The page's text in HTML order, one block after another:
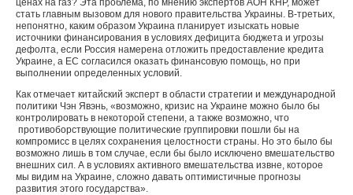
ценах на газ? Эта проблема, по мнению экспертов АОН КНР, может
стать главным вызовом для нового правительства Украины. В-третьих,
непонятно, каким образом Украина планирует изыскать новые
источники финансирования в условиях дефицита бюджета и угрозы
дефолта, если Россия намерена отложить предоставление кредита
Украине, а ЕС согласился оказать финансовую помощь, но при
выполнении определенных условий.
Как отмечает китайский эксперт в области стратегии и международной
политики Чэн Явэнь, «возможно, кризис на Украине можно было бы
контролировать в некоторой степени, а также возможно, что
противоборствующие политические группировки пошли бы на
компромисс в целях сохранения целостности страны. Но это было бы
возможно лишь в том случае, если бы было исключено вмешательство
внешних сил. А в условиях активного вмешательства извне, которое
мы видим на Украине, сложно давать оптимистичные прогнозы
развития этого государства».